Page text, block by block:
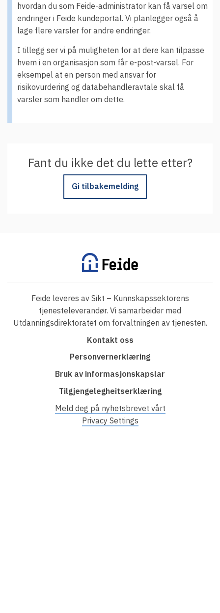
hvordan du som Feide-administrator kan få varsel om
endringer i Feide kundeportal. Vi planlegger også å
lage flere varsler for andre endringer.
I tillegg ser vi på muligheten for at dere kan tilpasse
hvem i en organisasjon som får e-post-varsel. For
eksempel at en person med ansvar for
risikovurdering og databehandleravtale skal få
varsler som handler om dette.
Fant du ikke det du lette etter?
Gi tilbakemelding
Feide leveres av Sikt – Kunnskapssektorens
tjenesteleverandør. Vi samarbeider med
Utdanningsdirektoratet om forvaltningen av tjenesten.
Kontakt oss
Personvernerklæring
Bruk av informasjonskapslar
Tilgjengelegheitserklæring
Meld deg på nyhetsbrevet vårt
Privacy Settings